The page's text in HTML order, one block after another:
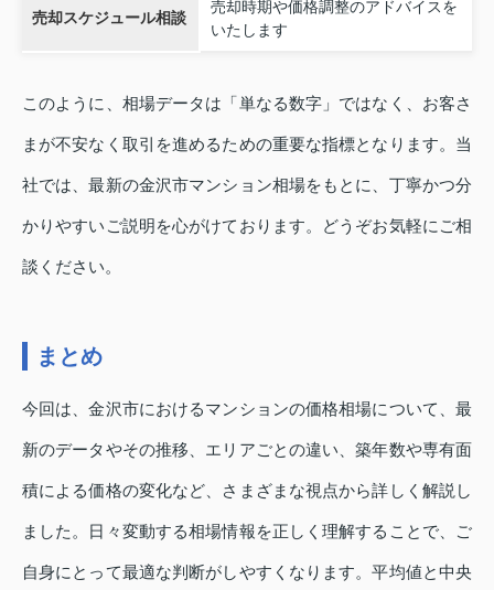
売却スケジュール相談
売却時期や価格調整のアドバイスを
いたします
このように、相場データは「単なる数字」ではなく、お客さ
まが不安なく取引を進めるための重要な指標となります。当
社では、最新の金沢市マンション相場をもとに、丁寧かつ分
かりやすいご説明を心がけております。どうぞお気軽にご相
談ください。
まとめ
今回は、金沢市におけるマンションの価格相場について、最
新のデータやその推移、エリアごとの違い、築年数や専有面
積による価格の変化など、さまざまな視点から詳しく解説し
ました。日々変動する相場情報を正しく理解することで、ご
自身にとって最適な判断がしやすくなります。平均値と中央